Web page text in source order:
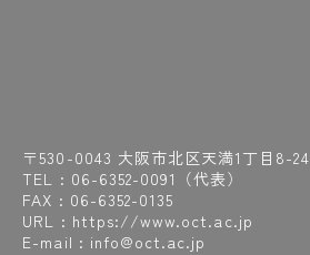
〒530-0043 大阪市北区天満1丁目8-24
TEL : 06-6352-0091 （代表）
FAX : 06-6352-0135
URL : https://www.oct.ac.jp
E-mail : info@oct.ac.jp